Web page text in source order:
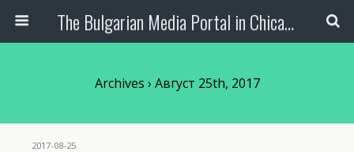
The Bulgarian Media Portal in Chicago
Archives › Август 25th, 2017
2017-08-25